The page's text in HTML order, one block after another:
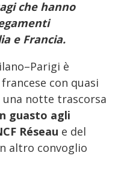
che hanno
e Francia.
è
con quasi
notte trascorsa
guasto agli
Réseau e del
altro convoglio